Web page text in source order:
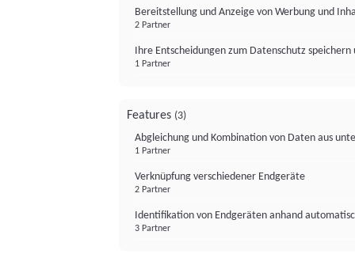
Bereitstellung und Anzeige von Werbung und
2 Partner
Ihre Entscheidungen zum Datenschutz
1 Partner
Features (3)
Abgleichung und Kombination von Daten aus
1 Partner
Verknüpfung verschiedener Endgeräte
2 Partner
Identifikation von Endgeräten anhand
3 Partner